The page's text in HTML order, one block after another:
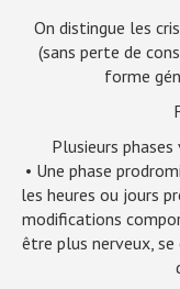
On distingue les
(sans perte de
forme
Plusieurs
• Une phase
les heures ou jours
modifications
être plus nerveux, se